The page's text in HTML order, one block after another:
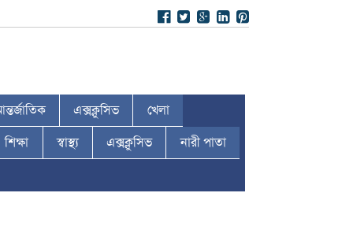
এক্সক্লুসিভ খেলা
শিক্ষা স্বাস্থ্য এক্সক্লুসিভ নারী পাতা